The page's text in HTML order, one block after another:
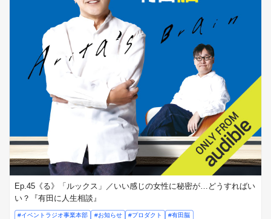
Ep.45《る》「ルックス」／いい感じの女性に秘密が…どうすればい
い？『有田に人生相談』
#イベントラジオ事業本部 #お知らせ #プロダクト #有田脳